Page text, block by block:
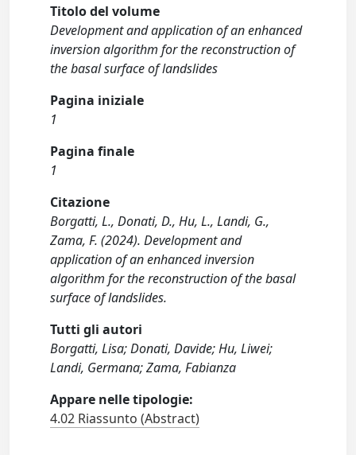
Titolo del volume
Development and application of an enhanced
inversion algorithm for the reconstruction of
the basal surface of landslides
Pagina iniziale
1
Pagina finale
1
Citazione
Borgatti, L., Donati, D., Hu, L., Landi, G.,
Zama, F. (2024). Development and
application of an enhanced inversion
algorithm for the reconstruction of the basal
surface of landslides.
Tutti gli autori
Borgatti, Lisa; Donati, Davide; Hu, Liwei;
Landi, Germana; Zama, Fabianza
Appare nelle tipologie:
4.02 Riassunto (Abstract)